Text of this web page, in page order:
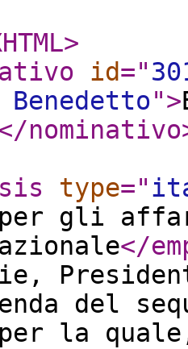
>
id="
Benedetto">
nominativo
type="
gli
</
del
la